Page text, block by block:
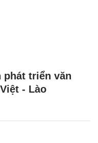
phát triển văn
- Lào